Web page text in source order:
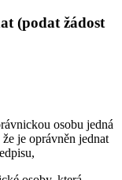
(podat žádost
osobu jedná
je oprávněn jednat